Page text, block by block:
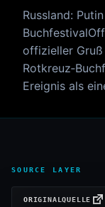
Russland:
offizieller Gruß
Ereignis als
SOURCE LAYER
ORIGINALQUELLE